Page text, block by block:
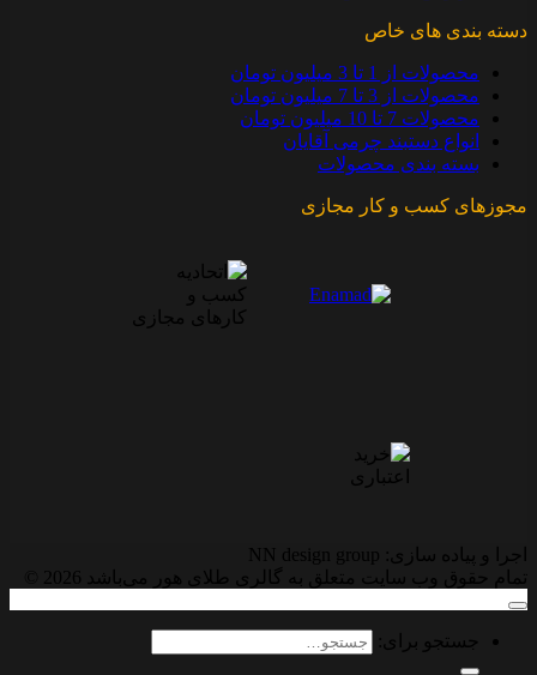
دسته بندی های خاص
محصولات از 1 تا 3 میلیون تومان
محصولات از 3 تا 7 میلیون تومان
محصولات 7 تا 10 میلیون تومان
انواع دستبند چرمی آقایان
بسته بندی محصولات
مجوزهای کسب و کار مجازی
اجرا و پیاده سازی: NN design group
تمام حقوق وب سایت متعلق به گالری طلای هور می‌باشد 2026 ©
جستجو برای: